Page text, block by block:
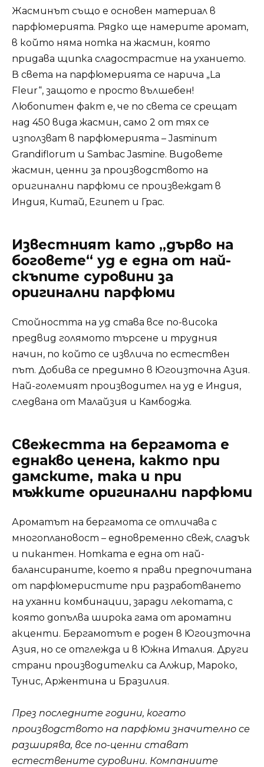
Жасминът също е основен материал в
парфюмерията. Рядко ще намерите аромат,
в който няма нотка на жасмин, която
придава щипка сладострастие на уханието.
В света на парфюмерията се нарича „La
Fleur“, защото е просто вълшебен!
Любопитен факт е, че по света се срещат
над 450 вида жасмин, само 2 от тях се
използват в парфюмерията – Jasminum
Grandiflorum и Sambac Jasmine. Видовете
жасмин, ценни за производството на
оригинални парфюми се произвеждат в
Индия, Китай, Египет и Грас.
Известният като „дърво на
боговете“ уд е една от най-
скъпите суровини за
оригинални парфюми
Стойността на уд става все по-висока
предвид голямото търсене и трудния
начин, по който се извлича по естествен
път. Добива се предимно в Югоизточна Азия.
Най-големият производител на уд е Индия,
следвана от Малайзия и Камбоджа.
Свежестта на бергамота е
еднакво ценена, както при
дамските, така и при
мъжките оригинални парфюми
Ароматът на бергамота се отличава с
многоплановост – едновременно свеж, сладък
и пикантен. Нотката е една от най-
балансираните, което я прави предпочитана
от парфюмеристите при разработването
на уханни комбинации, заради лекотата, с
която допълва широка гама от ароматни
акценти. Бергамотът е роден в Югоизточна
Азия, но се отглежда и в Южна Италия. Други
страни производителки са Алжир, Мароко,
Тунис, Аржентина и Бразилия.
През последните години, когато
производството на парфюми значително се
разширява, все по-ценни стават
естествените суровини. Компаниите